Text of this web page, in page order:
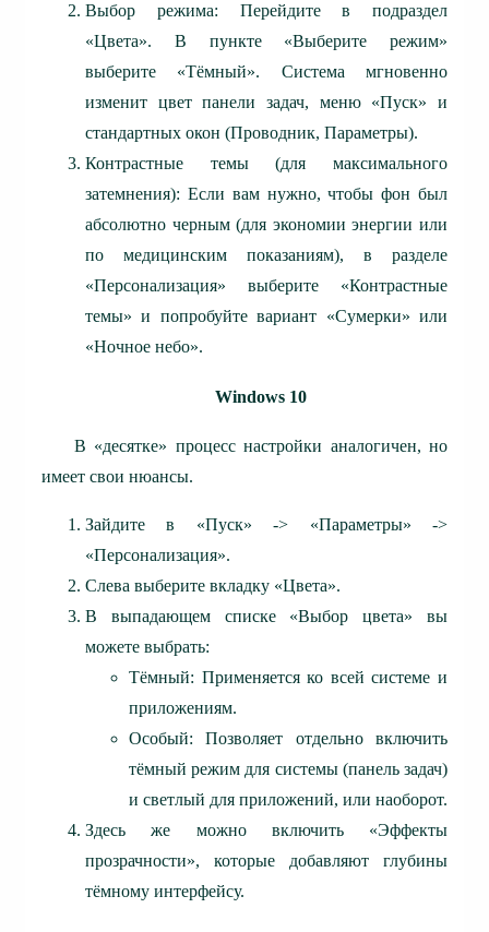
Выбор режима: Перейдите в подраздел
«Цвета». В пункте «Выберите режим»
выберите «Тёмный». Система мгновенно
изменит цвет панели задач, меню «Пуск» и
стандартных окон (Проводник, Параметры).
Контрастные темы (для максимального
затемнения): Если вам нужно, чтобы фон был
абсолютно черным (для экономии энергии или
по медицинским показаниям), в разделе
«Персонализация» выберите «Контрастные
темы» и попробуйте вариант «Сумерки» или
«Ночное небо».
Windows 10
В «десятке» процесс настройки аналогичен, но
имеет свои нюансы.
Зайдите в «Пуск» -> «Параметры» ->
«Персонализация».
Слева выберите вкладку «Цвета».
В выпадающем списке «Выбор цвета» вы
можете выбрать:
Тёмный: Применяется ко всей системе и
приложениям.
Особый: Позволяет отдельно включить
тёмный режим для системы (панель задач)
и светлый для приложений, или наоборот.
Здесь же можно включить «Эффекты
прозрачности», которые добавляют глубины
тёмному интерфейсу.